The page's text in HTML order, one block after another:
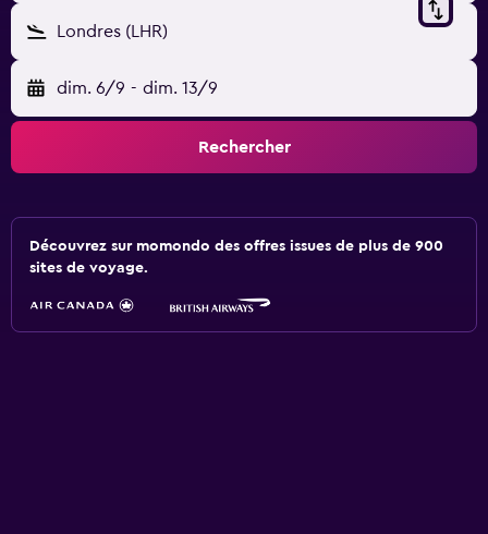
Londres (LHR)
dim. 6/9 - dim. 13/9
Rechercher
Découvrez sur momondo des offres issues de plus de 900
sites de voyage.